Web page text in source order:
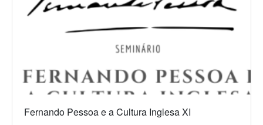
Fernando Pessoa e a Cultura Inglesa XI